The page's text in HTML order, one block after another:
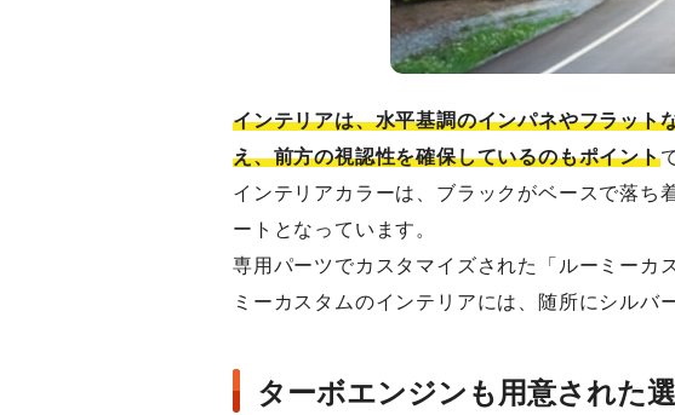
インテリアは、水平基調のインパネやフラット
え、前方の視認性を確保しているのもポイント
インテリアカラーは、ブラックがベースで落ち
ートとなっています。
専用パーツでカスタマイズされた「ルーミーカ
ミーカスタムのインテリアには、随所にシルバ
ターボエンジンも用意された